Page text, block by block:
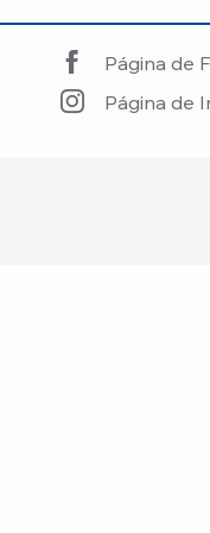
Página de
Página de